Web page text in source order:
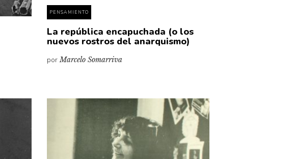
PENSAMIENTO
La república encapuchada (o los
nuevos rostros del anarquismo)
porMarcelo Somarriva